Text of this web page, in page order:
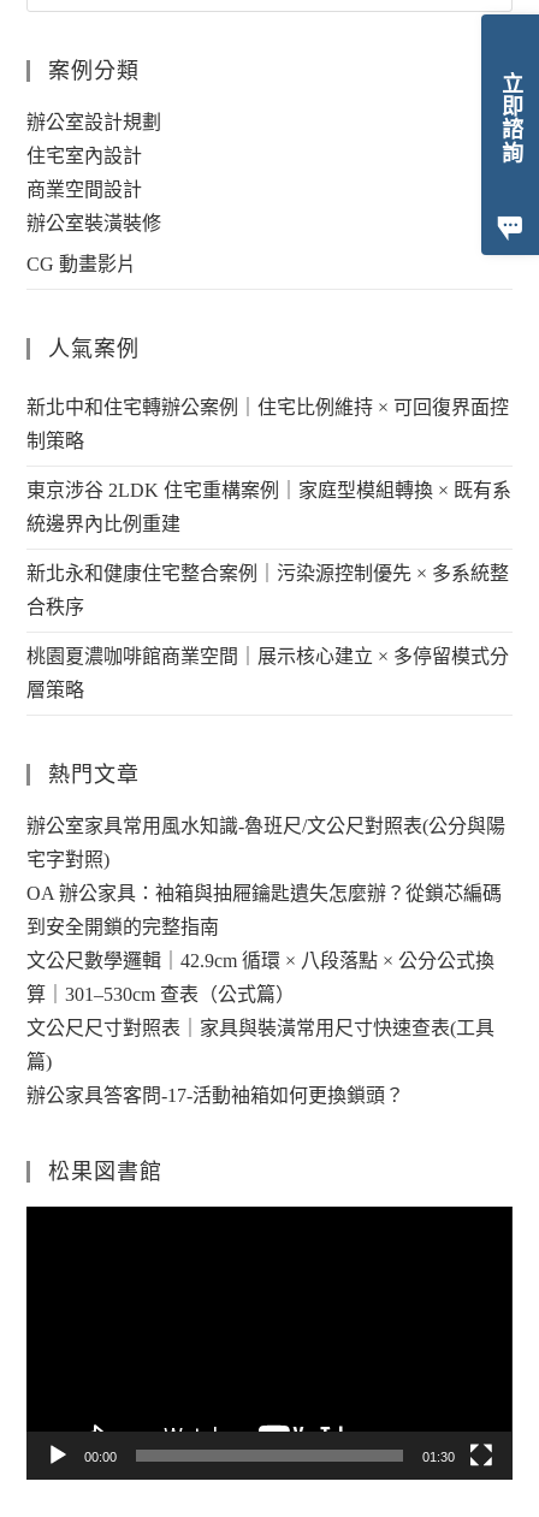
立即諮詢
案例分類
辦公室設計規劃
住宅室內設計
商業空間設計
辦公室裝潢裝修
CG 動畫影片
人氣案例
新北中和住宅轉辦公案例｜住宅比例維持 × 可回復界面控
制策略
東京涉谷 2LDK 住宅重構案例｜家庭型模組轉換 × 既有系
統邊界內比例重建
新北永和健康住宅整合案例｜污染源控制優先 × 多系統整
合秩序
桃園夏濃咖啡館商業空間｜展示核心建立 × 多停留模式分
層策略
熱門文章
辦公室家具常用風水知識-魯班尺/文公尺對照表(公分與陽
宅字對照)
OA 辦公家具：袖箱與抽屜鑰匙遺失怎麼辦？從鎖芯編碼
到安全開鎖的完整指南
文公尺數學邏輯｜42.9cm 循環 × 八段落點 × 公分公式換
算｜301–530cm 查表（公式篇）
文公尺尺寸對照表｜家具與裝潢常用尺寸快速查表(工具
篇)
辦公家具答客問-17-活動袖箱如何更換鎖頭？
松果図書館
00:00 01:30